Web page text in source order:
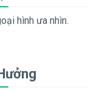
hình ưa nhìn.